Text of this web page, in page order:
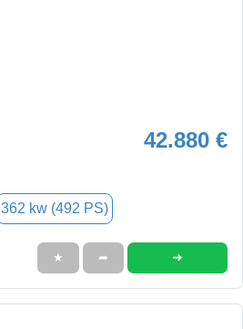
42.880 €
362 kw (492 PS)
★ ➦ ➜